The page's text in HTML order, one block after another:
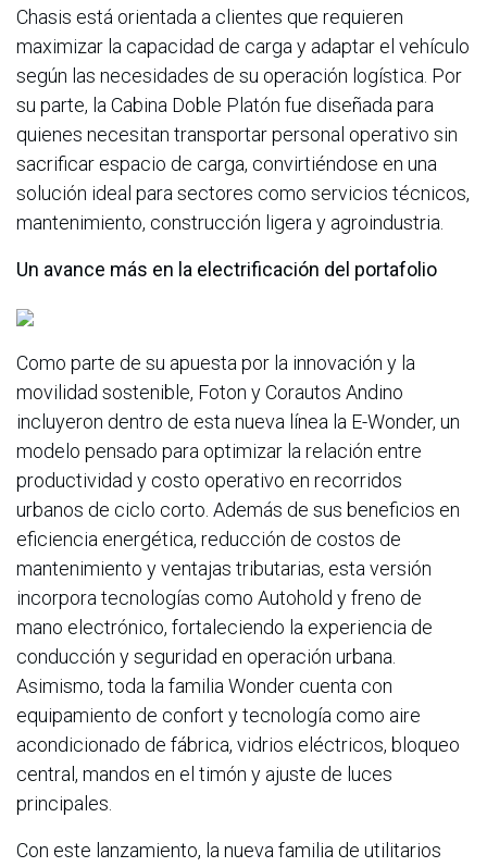
Chasis está orientada a clientes que requieren
maximizar la capacidad de carga y adaptar el vehículo
según las necesidades de su operación logística. Por
su parte, la Cabina Doble Platón fue diseñada para
quienes necesitan transportar personal operativo sin
sacrificar espacio de carga, convirtiéndose en una
solución ideal para sectores como servicios técnicos,
mantenimiento, construcción ligera y agroindustria.
Un avance más en la electrificación del portafolio
Como parte de su apuesta por la innovación y la
movilidad sostenible, Foton y Corautos Andino
incluyeron dentro de esta nueva línea la E-Wonder, un
modelo pensado para optimizar la relación entre
productividad y costo operativo en recorridos
urbanos de ciclo corto. Además de sus beneficios en
eficiencia energética, reducción de costos de
mantenimiento y ventajas tributarias, esta versión
incorpora tecnologías como Autohold y freno de
mano electrónico, fortaleciendo la experiencia de
conducción y seguridad en operación urbana.
Asimismo, toda la familia Wonder cuenta con
equipamiento de confort y tecnología como aire
acondicionado de fábrica, vidrios eléctricos, bloqueo
central, mandos en el timón y ajuste de luces
principales.
Con este lanzamiento, la nueva familia de utilitarios